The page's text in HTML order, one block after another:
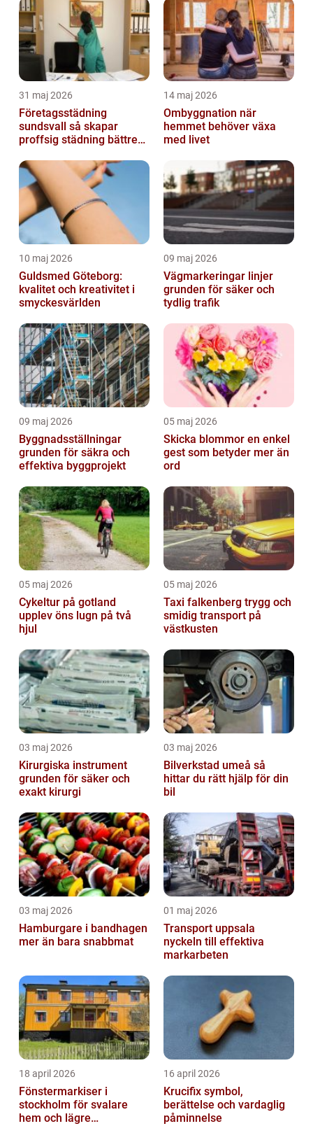
31 maj 2026
Företagsstädning
sundsvall så skapar
proffsig städning bättre
14 maj 2026
Ombyggnation när
hemmet behöver växa
med livet
10 maj 2026
Guldsmed Göteborg:
kvalitet och kreativitet i
smyckesvärlden
09 maj 2026
Vägmarkeringar linjer
grunden för säker och
tydlig trafik
09 maj 2026
Byggnadsställningar
grunden för säkra och
effektiva byggprojekt
05 maj 2026
Skicka blommor en enkel
gest som betyder mer än
ord
05 maj 2026
Cykeltur på gotland
upplev öns lugn på två
hjul
05 maj 2026
Taxi falkenberg trygg och
smidig transport på
västkusten
03 maj 2026
Kirurgiska instrument
grunden för säker och
exakt kirurgi
03 maj 2026
Bilverkstad umeå så
hittar du rätt hjälp för din
bil
03 maj 2026
Hamburgare i bandhagen
mer än bara snabbmat
01 maj 2026
Transport uppsala
nyckeln till effektiva
markarbeten
18 april 2026
Fönstermarkiser i
stockholm för svalare
hem och lägre
16 april 2026
Krucifix symbol,
berättelse och vardaglig
påminnelse